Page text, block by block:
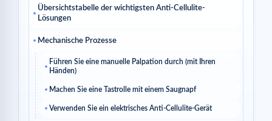
Übersichtstabelle der wichtigsten Anti-Cellulite-
Lösungen
Mechanische Prozesse
Führen Sie eine manuelle Palpation durch (mit Ihren
Händen)
Machen Sie eine Tastrolle mit einem Saugnapf
Verwenden Sie ein elektrisches Anti-Cellulite-Gerät